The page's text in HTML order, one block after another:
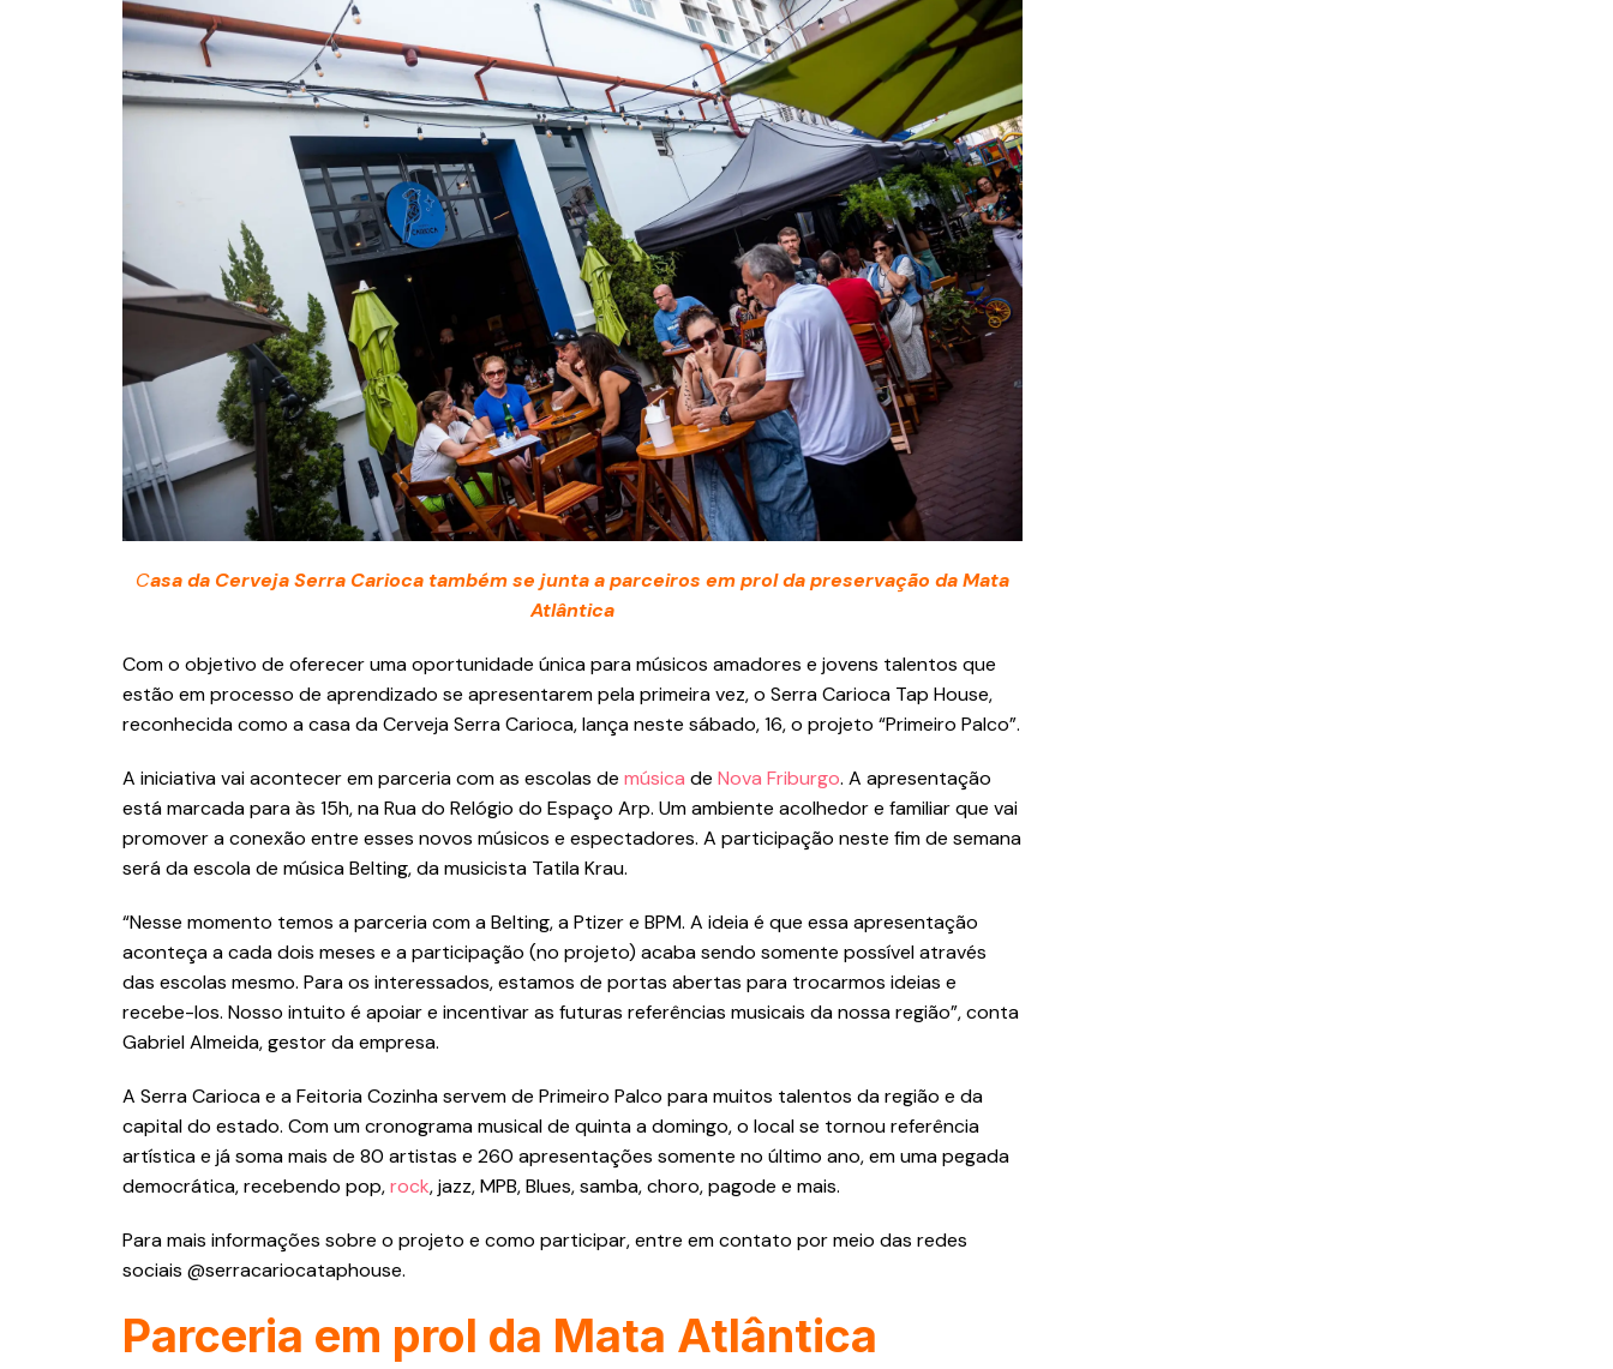
Casa da Cerveja Serra Carioca também se junta a parceiros em prol da preservação da Mata
Atlântica
Com o objetivo de oferecer uma oportunidade única para músicos amadores e jovens talentos que
estão em processo de aprendizado se apresentarem pela primeira vez, o Serra Carioca Tap House,
reconhecida como a casa da Cerveja Serra Carioca, lança neste sábado, 16, o projeto “Primeiro Palco”.
A iniciativa vai acontecer em parceria com as escolas de música de Nova Friburgo. A apresentação
está marcada para às 15h, na Rua do Relógio do Espaço Arp. Um ambiente acolhedor e familiar que vai
promover a conexão entre esses novos músicos e espectadores. A participação neste fim de semana
será da escola de música Belting, da musicista Tatila Krau.
“Nesse momento temos a parceria com a Belting, a Ptizer e BPM. A ideia é que essa apresentação
aconteça a cada dois meses e a participação (no projeto) acaba sendo somente possível através
das escolas mesmo. Para os interessados, estamos de portas abertas para trocarmos ideias e
recebe-los. Nosso intuito é apoiar e incentivar as futuras referências musicais da nossa região”, conta
Gabriel Almeida, gestor da empresa.
A Serra Carioca e a Feitoria Cozinha servem de Primeiro Palco para muitos talentos da região e da
capital do estado. Com um cronograma musical de quinta a domingo, o local se tornou referência
artística e já soma mais de 80 artistas e 260 apresentações somente no último ano, em uma pegada
democrática, recebendo pop,rock, jazz, MPB, Blues, samba, choro, pagode e mais.
Para mais informações sobre o projeto e como participar, entre em contato por meio das redes
sociais @serracariocataphouse.
Parceria em prol da Mata Atlântica